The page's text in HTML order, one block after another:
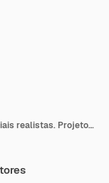
Frascos de xampu e sabonete são vetoriais realistas. Projetos de etiqueta de colocação de produto